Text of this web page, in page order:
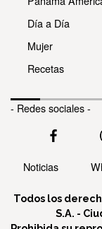
Día a Día
Mujer
Recetas
- Redes sociales -
Noticias
Todos los
S.A. -